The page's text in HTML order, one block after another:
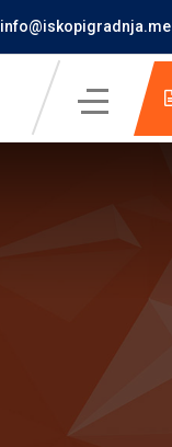
info@iskopigradnja.me